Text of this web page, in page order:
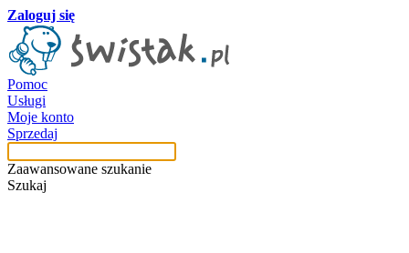
Zaloguj się
Pomoc
Usługi
Moje konto
Sprzedaj
Zaawansowane szukanie
Szukaj